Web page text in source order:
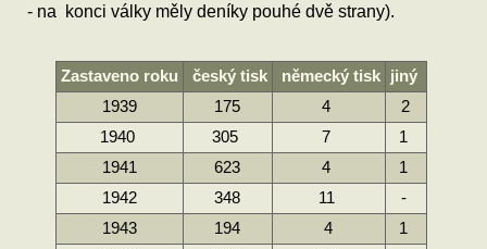
- na konci války měly deníky pouhé dvě strany).
Zastaveno roku český tisk německý tisk
jiný
1939
175 4
2
1940
305 7
1
1941
623 4
1
1942
348 11
-
1943
194 4
1